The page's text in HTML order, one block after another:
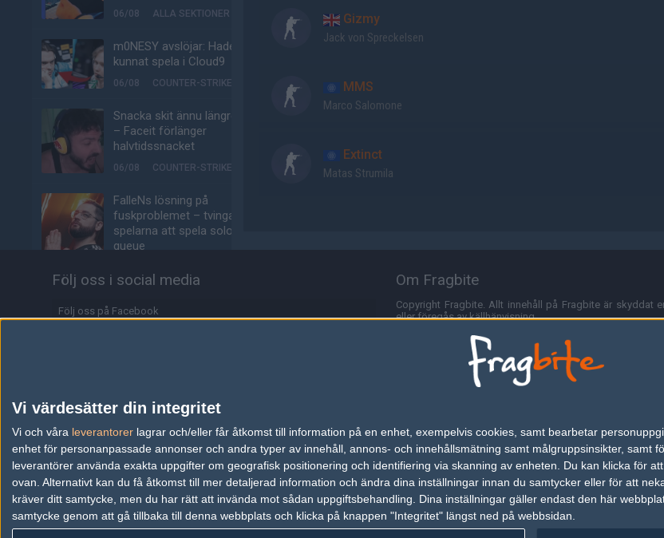
Vi värdesätter din integritet
Vi och våra leverantorer lagrar och/eller får åtkomst till information på en enhet, exempelvis cookies, samt bearbetar
enhet för personanpassade annonser och andra typer av innehåll, annons- och innehållsmätning samt målgruppsinsikter, samt
leverantörer använda exakta uppgifter om geografisk positionering och identifiering via skanning av enheten. Du kan klicka för
ovan. Alternativt kan du få åtkomst till mer detaljerad information och ändra dina inställningar innan du samtycker eller för att
kräver ditt samtycke, men du har rätt att invända mot sådan uppgiftsbehandling. Dina inställningar gäller endast den här
samtycke genom att gå tillbaka till denna webbplats och klicka på knappen "Integritet" längst ned på webbsidan.
06/08 ALLA SEKTIONER
m0NESY avslöjar: Hade
kunnat spela i Cloud9
06/08 COUNTER-STRIKE
Snacka skit ännu längre
– Faceit förlänger
halvtidssnacket
06/08 COUNTER-STRIKE
FalleNs lösning på
fuskproblemet – tvinga
spelarna att spela solo-
queue
ledd investerargrupp
dröm"
f0rest och olofmeister
jagades för Faceit-
poäng när nya säsongen
lanserades
05/08 COUNTER-STRIKE
Gizmy
Jack von Spreckelsen
MMS
Marco Salomone
Extinct
Matas Strumila
Följ oss i social media
Följ oss på Facebook
Information
Annonsering
Copyright och Privacy Policy
Användaravtal
Om Fragbite
Copyright Fragbite. Allt innehåll på Fragbite är skyddat
eller föregås av källhänvisning.
Alla åsikter uttryckta på Fragbite representerar varje
Programmering och design av Fredric Bohlin. För frågor
Fragbite använder cookies för att spara
omröstningar och för att föra statistik. För att slippa
besöka Fragbite. Den här textraden finns här på grund
Annonsering
Är du intresserad av att annonsera på Fragbite,